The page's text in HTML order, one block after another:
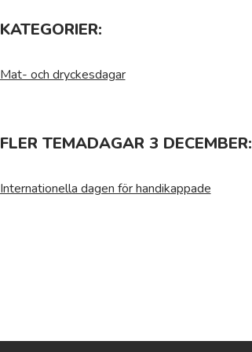
KATEGORIER:
Mat- och dryckesdagar
FLER TEMADAGAR 3 DECEMBER:
Internationella dagen för handikappade